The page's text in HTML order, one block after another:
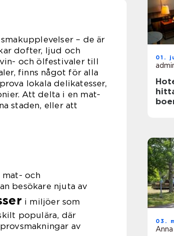
– de är
dofter, ljud och
och ölfestivaler till
finns något för alla
lokala delikatesser,
Att delta i en mat-
staden, eller att
mat- och
besökare njuta av
i miljöer som
populära, där
av
01.
03.